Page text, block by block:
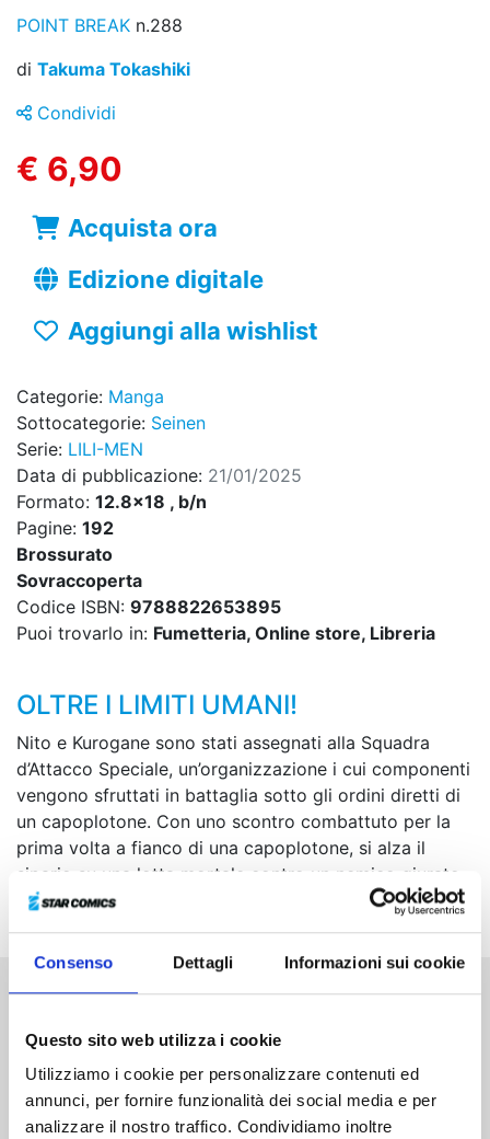
Consenso Dettagli Informazioni sui cookie
Questo sito web utilizza i cookie
Utilizziamo i cookie per personalizzare contenuti ed
annunci, per fornire funzionalità dei social media e per
analizzare il nostro traffico. Condividiamo inoltre
POINT BREAK n.288
di Takuma Tokashiki
Condividi
€ 6,90
Acquista ora
Edizione digitale
Aggiungi alla wishlist
Categorie: Manga
Sottocategorie: Seinen
Serie: LILI-MEN
Data di pubblicazione: 21/01/2025
Formato: 12.8x18 , b/n
Pagine: 192
Brossurato
Sovraccoperta
Codice ISBN: 9788822653895
Puoi trovarlo in: Fumetteria, Online store, Libreria
OLTRE I LIMITI UMANI!
Nito e Kurogane sono stati assegnati alla Squadra
d’Attacco Speciale, un’organizzazione i cui componenti
vengono sfruttati in battaglia sotto gli ordini diretti di
un capoplotone. Con uno scontro combattuto per la
prima volta a fianco di una capoplotone, si alza il
sipario su una lotta mortale contro un nemico giurato,
la Fazione della Carne!
Altri volumi della serie